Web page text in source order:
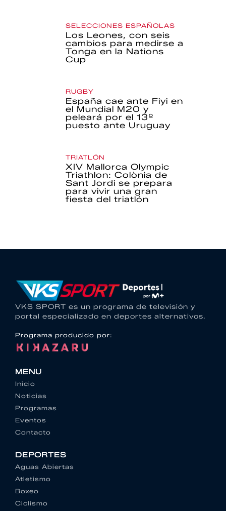
SELECCIONES ESPAÑOLAS
Los Leones, con seis
cambios para medirse a
Tonga en la Nations
Cup
RUGBY
España cae ante Fiyi en
el Mundial M20 y
peleará por el 13º
puesto ante Uruguay
TRIATLÓN
XIV Mallorca Olympic
Triathlon: Colònia de
Sant Jordi se prepara
para vivir una gran
fiesta del triatlón
VKS SPORT es un programa de televisión y
portal especializado en deportes alternativos.
Programa producido por:
MENU
Inicio
Noticias
Programas
Eventos
Contacto
DEPORTES
Aguas Abiertas
Atletismo
Boxeo
Ciclismo